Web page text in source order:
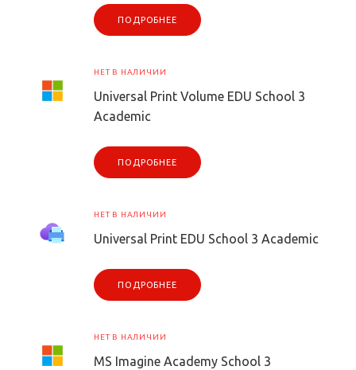
ПОДРОБНЕЕ
НЕТ В НАЛИЧИИ
Universal Print Volume EDU School 3
Academic
ПОДРОБНЕЕ
НЕТ В НАЛИЧИИ
Universal Print EDU School 3 Academic
ПОДРОБНЕЕ
НЕТ В НАЛИЧИИ
MS Imagine Academy School 3